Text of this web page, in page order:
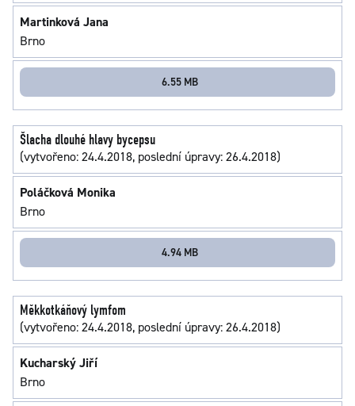
Martinková Jana
Brno
6.55 MB
Šlacha dlouhé hlavy bycepsu
(vytvořeno: 24.4.2018, poslední úpravy: 26.4.2018)
Poláčková Monika
Brno
4.94 MB
Měkkotkáňový lymfom
(vytvořeno: 24.4.2018, poslední úpravy: 26.4.2018)
Kucharský Jiří
Brno